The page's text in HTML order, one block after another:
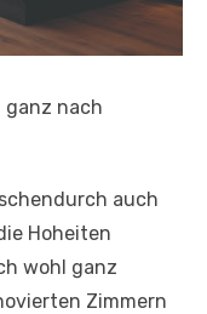
ganz nach
auch
Hoheiten
wohl ganz
Zimmern